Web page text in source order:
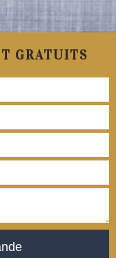
GRATUITS